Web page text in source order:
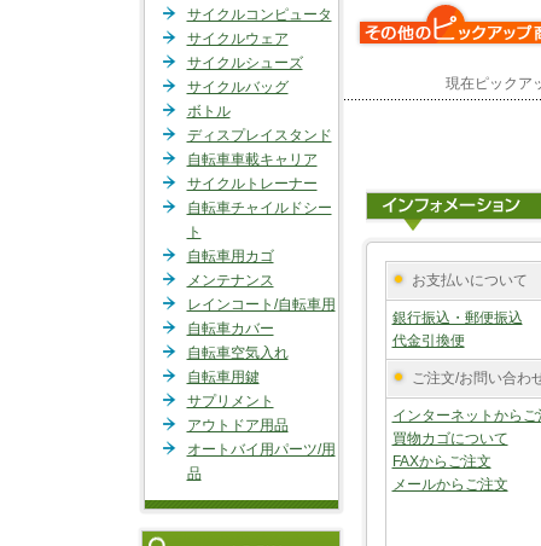
サイクルコンピュータ
サイクルウェア
サイクルシューズ
サイクルバッグ
ボトル
ディスプレイスタンド
自転車車載キャリア
サイクルトレーナー
自転車チャイルドシー
ト
自転車用カゴ
メンテナンス
レインコート/自転車用
自転車カバー
自転車空気入れ
自転車用鍵
サプリメント
アウトドア用品
オートバイ用パーツ/用
品
現在ピックア
お支払いについて
銀行振込・郵便振込
代金引換便
ご注文/お問い合わ
インターネットからご
買物カゴについて
FAXからご注文
メールからご注文